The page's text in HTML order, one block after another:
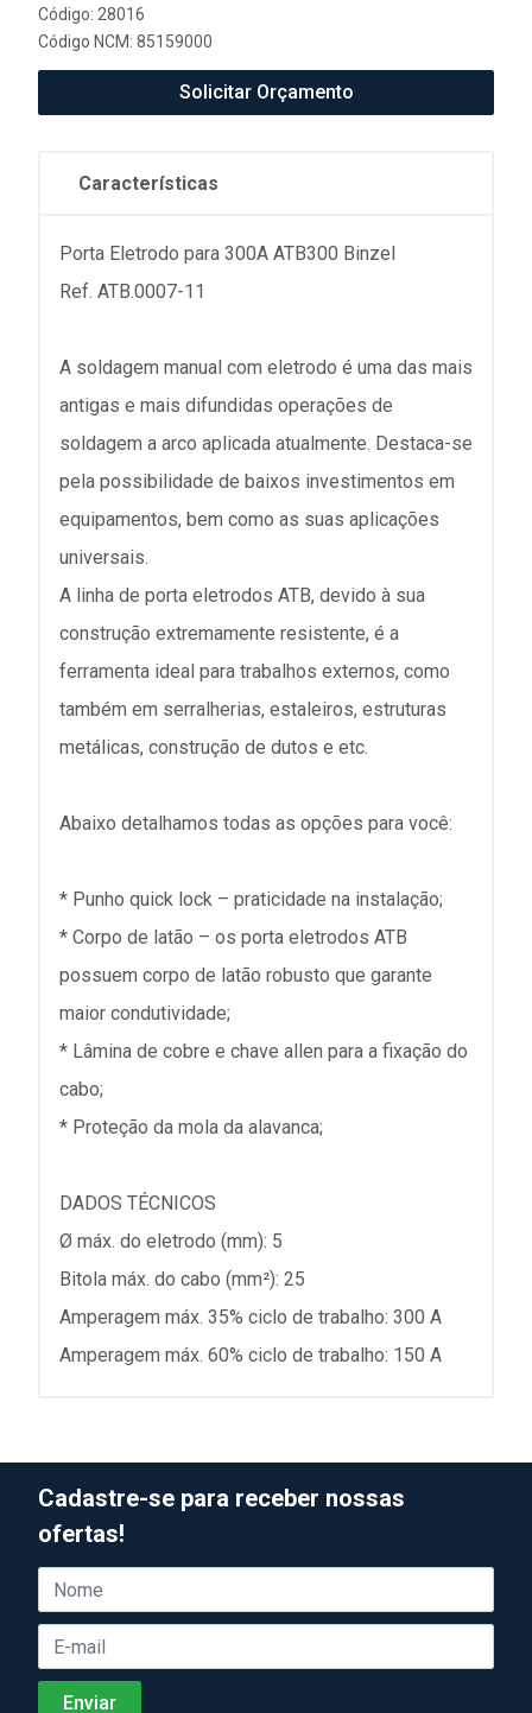
Código: 28016
Código NCM: 85159000
Solicitar Orçamento
Características
Porta Eletrodo para 300A ATB300 Binzel
Ref. ATB.0007-11
A soldagem manual com eletrodo é uma das mais
antigas e mais difundidas operações de
soldagem a arco aplicada atualmente. Destaca-se
pela possibilidade de baixos investimentos em
equipamentos, bem como as suas aplicações
universais.
A linha de porta eletrodos ATB, devido à sua
construção extremamente resistente, é a
ferramenta ideal para trabalhos externos, como
também em serralherias, estaleiros, estruturas
metálicas, construção de dutos e etc.
Abaixo detalhamos todas as opções para você:
* Punho quick lock – praticidade na instalação;
* Corpo de latão – os porta eletrodos ATB
possuem corpo de latão robusto que garante
maior condutividade;
* Lâmina de cobre e chave allen para a fixação do
cabo;
* Proteção da mola da alavanca;
DADOS TÉCNICOS
Ø máx. do eletrodo (mm): 5
Bitola máx. do cabo (mm²): 25
Amperagem máx. 35% ciclo de trabalho: 300 A
Amperagem máx. 60% ciclo de trabalho: 150 A
Cadastre-se para receber nossas
ofertas!